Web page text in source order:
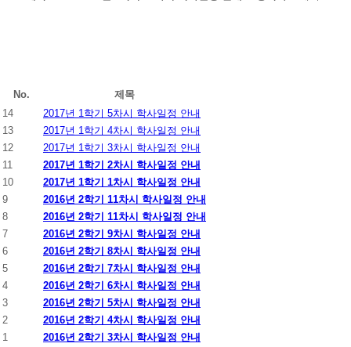
No.
제목
14
2017년 1학기 5차시 학사일정 안내
13
2017년 1학기 4차시 학사일정 안내
12
2017년 1학기 3차시 학사일정 안내
11
2017년 1학기 2차시 학사일정 안내
10
2017년 1학기 1차시 학사일정 안내
9
2016년 2학기 11차시 학사일정 안내
8
2016년 2학기 11차시 학사일정 안내
7
2016년 2학기 9차시 학사일정 안내
6
2016년 2학기 8차시 학사일정 안내
5
2016년 2학기 7차시 학사일정 안내
4
2016년 2학기 6차시 학사일정 안내
3
2016년 2학기 5차시 학사일정 안내
2
2016년 2학기 4차시 학사일정 안내
1
2016년 2학기 3차시 학사일정 안내